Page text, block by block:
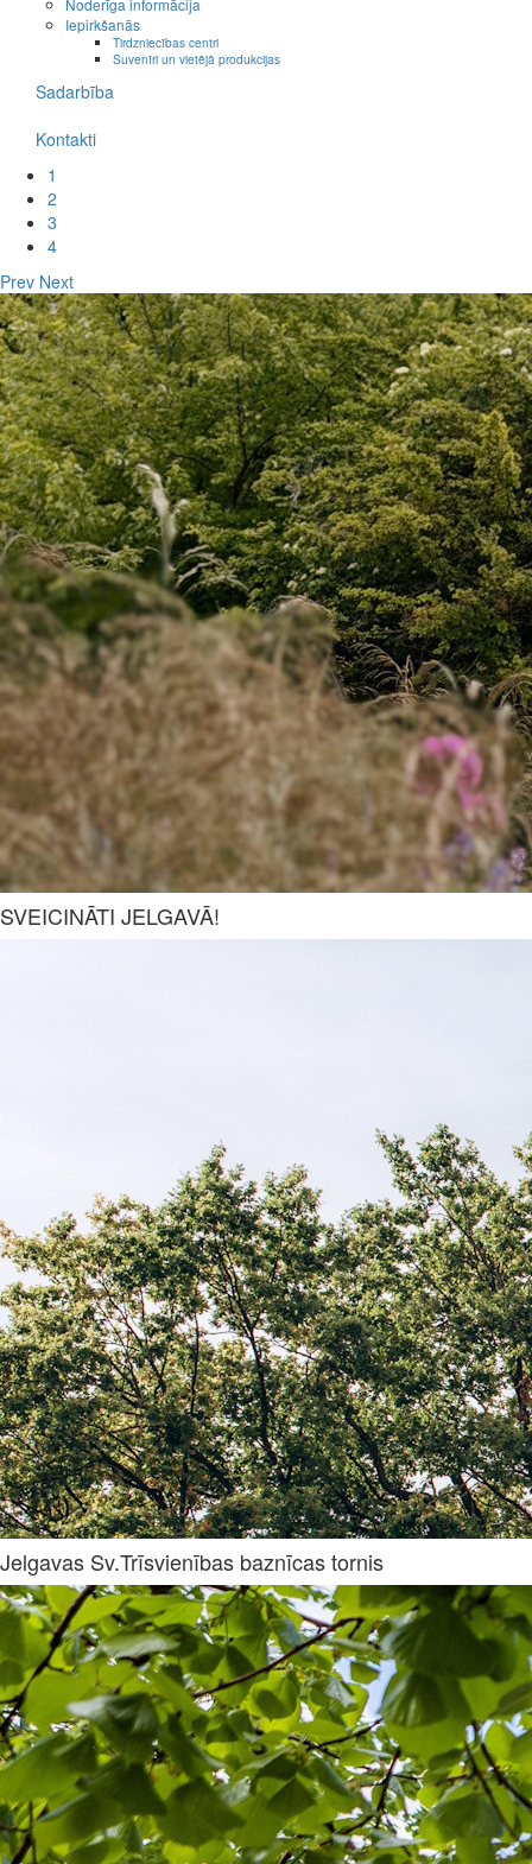
Noderīga informācija
Iepirkšanās
Tirdzniecības centri
Suvenīri un vietējā produkcijas
Sadarbība
Kontakti
1
2
3
4
Prev Next
SVEICINĀTI JELGAVĀ!
Jelgavas Sv.Trīsvienības baznīcas tornis